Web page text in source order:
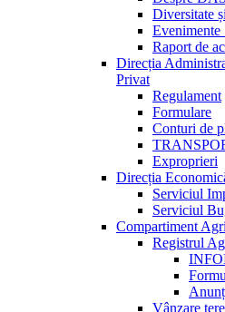
Diversitate
Evenimente
Raport de
Direcția
Privat
Regulament
Formulare
Conturi de
Exproprieri
Direcția
Serviciul
Serviciul
Compartiment
Registrul
Vânzare